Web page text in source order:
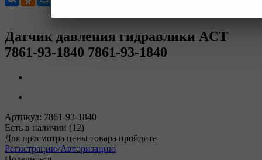
Датчик давления гидравлики ACT
7861-93-1840 7861-93-1840
Артикул: 7861-93-1840
Есть в наличии (12)
Для просмотра цены товара пройдите
Регистрацию/Авторизацию